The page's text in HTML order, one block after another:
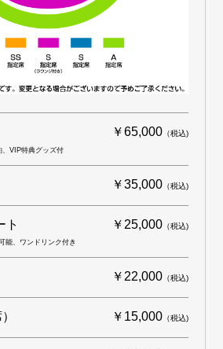
、VIP特典グッズ付
￥65,000 （税込)
￥35,000 （税込)
ト
能、ワンドリンク付き
￥25,000 （税込)
￥22,000 （税込)
￥15,000 （税込)